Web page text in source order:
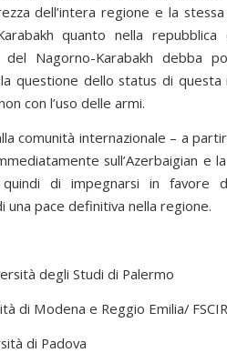
dell’intera regione e la
quanto nella repubblica
del Nagorno-Karabakh debba
questione dello status di
con l’uso delle armi.
comunità internazionale – a
sull’Azerbaigian e
di impegnarsi in favore
una pace definitiva nella regione.
degli Studi di Palermo
di Modena e Reggio Emilia/
di Padova